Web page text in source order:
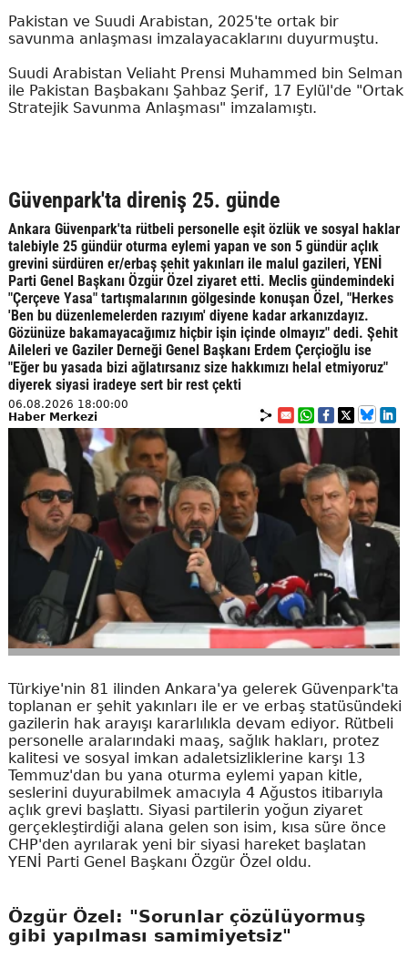
Pakistan ve Suudi Arabistan, 2025'te ortak bir
savunma anlaşması imzalayacaklarını duyurmuştu.
Suudi Arabistan Veliaht Prensi Muhammed bin Selman
ile Pakistan Başbakanı Şahbaz Şerif, 17 Eylül'de "Ortak
Stratejik Savunma Anlaşması" imzalamıştı.
Güvenpark'ta direniş 25. günde
Ankara Güvenpark'ta rütbeli personelle eşit özlük ve sosyal haklar
talebiyle 25 gündür oturma eylemi yapan ve son 5 gündür açlık
grevini sürdüren er/erbaş şehit yakınları ile malul gazileri, YENİ
Parti Genel Başkanı Özgür Özel ziyaret etti. Meclis gündemindeki
"Çerçeve Yasa" tartışmalarının gölgesinde konuşan Özel, "Herkes
'Ben bu düzenlemelerden razıyım' diyene kadar arkanızdayız.
Gözünüze bakamayacağımız hiçbir işin içinde olmayız" dedi. Şehit
Aileleri ve Gaziler Derneği Genel Başkanı Erdem Çerçioğlu ise
"Eğer bu yasada bizi ağlatırsanız size hakkımızı helal etmiyoruz"
diyerek siyasi iradeye sert bir rest çekti
06.08.2026 18:00:00
Haber Merkezi
Türkiye'nin 81 ilinden Ankara'ya gelerek Güvenpark'ta
toplanan er şehit yakınları ile er ve erbaş statüsündeki
gazilerin hak arayışı kararlılıkla devam ediyor. Rütbeli
personelle aralarındaki maaş, sağlık hakları, protez
kalitesi ve sosyal imkan adaletsizliklerine karşı 13
Temmuz'dan bu yana oturma eylemi yapan kitle,
seslerini duyurabilmek amacıyla 4 Ağustos itibarıyla
açlık grevi başlattı. Siyasi partilerin yoğun ziyaret
gerçekleştirdiği alana gelen son isim, kısa süre önce
CHP'den ayrılarak yeni bir siyasi hareket başlatan
YENİ Parti Genel Başkanı Özgür Özel oldu.
Özgür Özel: "Sorunlar çözülüyormuş
gibi yapılması samimiyetsiz"